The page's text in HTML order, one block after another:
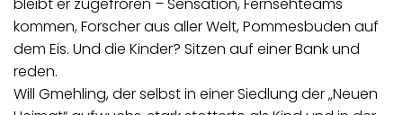
bleibt er zugefroren – Sensation, Fernsehteams
kommen, Forscher aus aller Welt, Pommesbuden auf
dem Eis. Und die Kinder? Sitzen auf einer Bank und
reden.
Will Gmehling, der selbst in einer Siedlung der „Neuen